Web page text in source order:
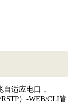
自适应电口，
RSTP） -WEB/CLI管